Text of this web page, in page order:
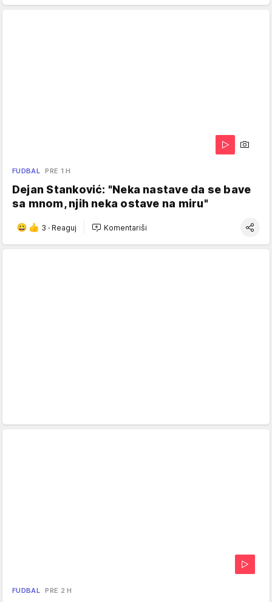
FUDBAL PRE 1 H
Dejan Stanković: "Neka nastave da se bave
sa mnom, njih neka ostave na miru"
3 · Reaguj Komentariši
FUDBAL PRE 2 H